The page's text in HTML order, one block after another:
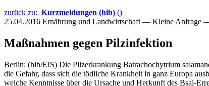
zurück zu: Kurzmeldungen (hib) ()
25.04.2016 Ernährung und Landwirtschaft — Kleine Anfrage
Maßnahmen gegen Pilzinfektion
Berlin: (hib/EIS) Die Pilzerkrankung Batrachochytrium
die Gefahr, dass sich die tödliche Krankheit in ganz Europa
welche Kenntnisse über die Ursache und Herkunft des Bsal-